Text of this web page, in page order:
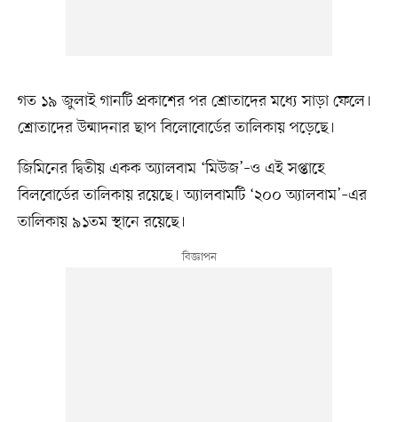
গত ১৯ জুলাই গানটি প্রকাশের পর শ্রোতাদের মধ্যে সাড়া ফেলে।
শ্রোতাদের উন্মাদনার ছাপ বিলোবোর্ডের তালিকায় পড়েছে।
জিমিনের দ্বিতীয় একক অ্যালবাম ‘মিউজ’–ও এই সপ্তাহে
বিলবোর্ডের তালিকায় রয়েছে। অ্যালবামটি ‘২০০ অ্যালবাম’–এর
তালিকায় ৯১তম স্থানে রয়েছে।